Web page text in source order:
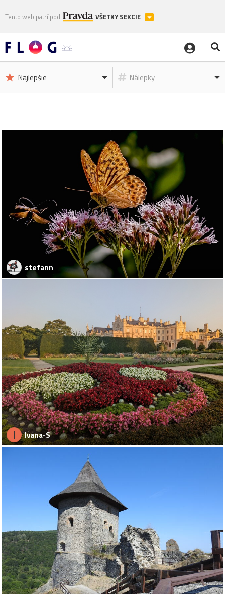
Tento web patrí pod VŠETKY SEKCIE
Najlepšie Nálepky
stefann
I Ivana-S